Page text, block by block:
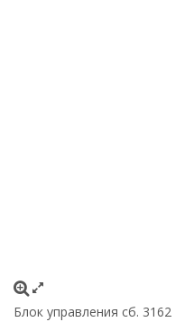
Блок управления сб. 3162